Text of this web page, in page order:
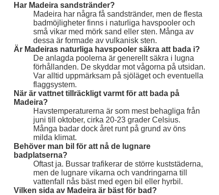
Har Madeira sandstränder?
Madeira har några få sandstränder, men de flesta
badmöjligheter finns i naturliga havspooler och
små vikar med mörk sand eller sten. Många av
dessa är formade av vulkanisk sten.
Är Madeiras naturliga havspooler säkra att bada i?
De anlagda poolerna är generellt säkra i lugna
förhållanden. De skyddar mot vågorna på utsidan.
Var alltid uppmärksam på sjöläget och eventuella
flaggsystem.
När är vattnet tillräckligt varmt för att bada på
Madeira?
Havstemperaturerna är som mest behagliga från
juni till oktober, cirka 20-23 grader Celsius.
Många badar dock året runt på grund av öns
milda klimat.
Behöver man bil för att nå de lugnare
badplatserna?
Oftast ja. Bussar trafikerar de större kuststäderna,
men de lugnare vikarna och vandringarna till
vattenfall nås bäst med egen bil eller hyrbil.
Vilken sida av Madeira är bäst för bad?